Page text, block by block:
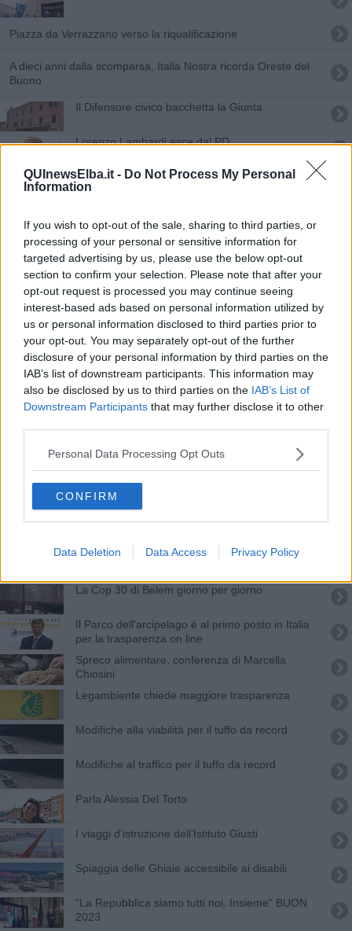
QUInewsElba.it - Do Not Process My Personal
Information
If you wish to opt-out of the sale, sharing to third parties, or
processing of your personal or sensitive information for
targeted advertising by us, please use the below opt-out
section to confirm your selection. Please note that after your
opt-out request is processed you may continue seeing
interest-based ads based on personal information utilized by
us or personal information disclosed to third parties prior to
your opt-out. You may separately opt-out of the further
disclosure of your personal information by third parties on the
IAB’s list of downstream participants. This information may
also be disclosed by us to third parties on the IAB’s List of
Downstream Participants that may further disclose it to other
Personal Data Processing Opt Outs
CONFIRM
Data Deletion Data Access Privacy Policy
Piazza da Verrazzano verso la riqualificazione
A dieci anni dalla scomparsa, Italia Nostra ricorda Oreste del
Buono
Il Difensore civico bacchetta la Giunta
Lorenzo Lambardi esce dal PD
Nasce Italia Viva Val di Cornia Elba
acta!"
L'Omo rinato grazie all'arte di Riccardo Mazzei
Presidenza del Parco, "ricorso in tutte le sedi"
Mtb, Rododendro convocata in Nazionale
Acqua dell’Elba rilancia Green Week e Kyoto
Opposizione compatta contro il Bilancio
77enne elbano si ribalta con l'auto
Depositata la lista del Movimento 5 Stelle
Lo spettacolo della simulazione dei cani bagnino
Rallye Elba, modifiche a viabilità e sosta
​La Cop 30 di Belem giorno per giorno
Il Parco dell'arcipelago è al primo posto in Italia
per la trasparenza on line
Spreco alimentare, conferenza di Marcella
Chiosini
Legambiente chiede maggiore trasparenza
Modifiche alla viabilità per il tuffo da record
Modifiche al traffico per il tuffo da record
Parla Alessia Del Torto
I viaggi d’istruzione dell’Istituto Giusti
Spiaggia delle Ghiaie accessibile ai disabili
"La Repubblica siamo tutti noi. Insieme" BUON
2023